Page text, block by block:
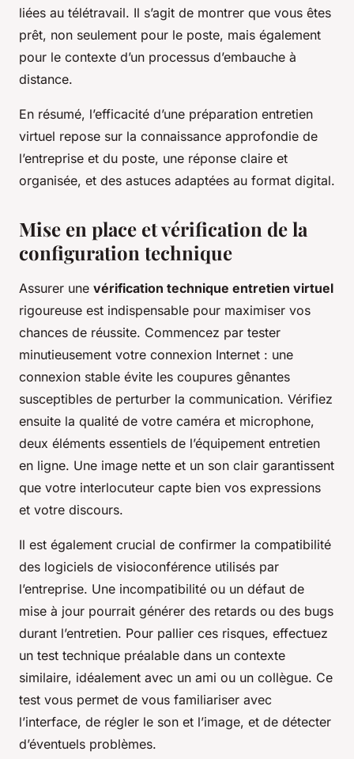
liées au télétravail. Il s’agit de montrer que vous êtes
prêt, non seulement pour le poste, mais également
pour le contexte d’un processus d’embauche à
distance.
En résumé, l’efficacité d’une préparation entretien
virtuel repose sur la connaissance approfondie de
l’entreprise et du poste, une réponse claire et
organisée, et des astuces adaptées au format digital.
Mise en place et vérification de la
configuration technique
Assurer une vérification technique entretien virtuel
rigoureuse est indispensable pour maximiser vos
chances de réussite. Commencez par tester
minutieusement votre connexion Internet : une
connexion stable évite les coupures gênantes
susceptibles de perturber la communication. Vérifiez
ensuite la qualité de votre caméra et microphone,
deux éléments essentiels de l’équipement entretien
en ligne. Une image nette et un son clair garantissent
que votre interlocuteur capte bien vos expressions
et votre discours.
Il est également crucial de confirmer la compatibilité
des logiciels de visioconférence utilisés par
l’entreprise. Une incompatibilité ou un défaut de
mise à jour pourrait générer des retards ou des bugs
durant l’entretien. Pour pallier ces risques, effectuez
un test technique préalable dans un contexte
similaire, idéalement avec un ami ou un collègue. Ce
test vous permet de vous familiariser avec
l’interface, de régler le son et l’image, et de détecter
d’éventuels problèmes.